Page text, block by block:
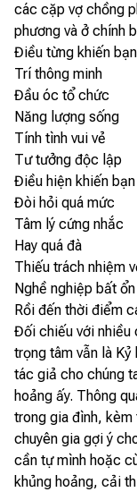
các cặp vợ chồng
phương và ở chính
Điều từng khiến
Trí thông minh
Đầu óc tổ chức
Năng lượng sống
Tính tình vui vẻ
Tư tưởng độc lập
Điều hiện khiến
Đòi hỏi quá mức
Tâm lý cứng nhắc
Hay quá đà
Thiếu trách nhiệm
Nghề nghiệp bất
Rồi đến thời điểm
Đối chiếu với nhiều
trọng tâm vẫn là
tác giả cho chúng
hoảng ấy. Thông
trong gia đình, kèm
chuyên gia gợi ý
cần tự mình hoặc
khủng hoảng, cải